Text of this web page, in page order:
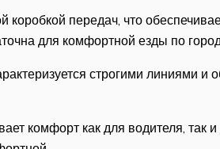
передач, что
для комфортной езды по
строгими линиями
комфорт как для водителя, так